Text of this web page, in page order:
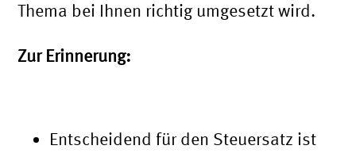
Thema bei Ihnen richtig umgesetzt wird.
Zur Erinnerung:
Entscheidend für den Steuersatz ist